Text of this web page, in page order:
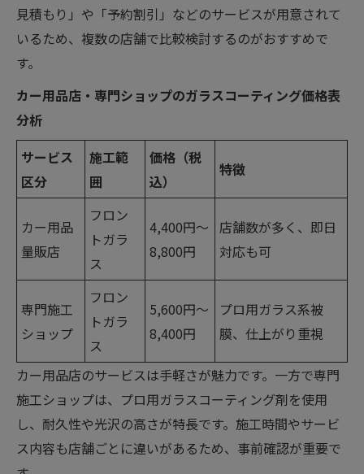
見積もり」や「予約割引」などのサービスが用意されて
いるため、複数の店舗で比較検討するのがおすすめで
す。
カー用品店・専門ショップのガラスコーティング価格表
分析
サービス
区分
施工範
囲
価格（税
込）
特徴
カー用品
量販店
フロン
トガラ
ス
4,400円〜
8,800円
店舗数が多く、即日
対応も可
専門施工
ショップ
フロン
トガラ
ス
5,600円〜
8,400円
プロ用ガラス系被
膜、仕上がり重視
カー用品店のサービスは手軽さが魅力です。一方で専門
施工ショップは、プロ用ガラスコーティング剤を使用
し、耐久性や光沢の高さが特長です。施工時間やサービ
ス内容も店舗ごとに違いがあるため、事前確認が重要で